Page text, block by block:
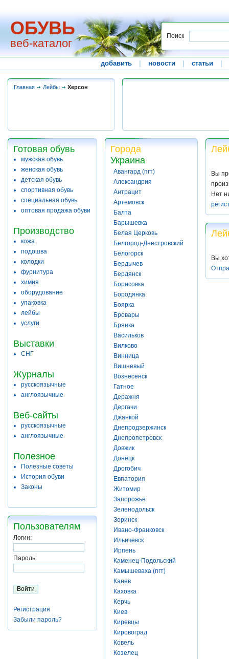
ОБУВЬ
веб-каталог
Поиск
добавить новости статьи
Главная Лейбы Херсон
Готовая обувь
мужская обувь
женская обувь
детская обувь
спортивная обувь
специальная обувь
оптовая продажа обуви
Производство
кожа
подошва
колодки
фурнитура
химия
оборудование
упаковка
лейбы
услуги
Выставки
СНГ
Журналы
русскоязычные
англоязычные
Веб-сайты
русскоязычные
англоязычные
Полезное
Полезные советы
История обуви
Законы
Пользователям
Логин:
Пароль:
Регистрация
Забыли пароль?
Города
Украина
Авангард (пгт)
Александрия
Антрацит
Артемовск
Балта
Барышевка
Белая Церковь
Белгород-Днестровский
Белогорск
Бердычев
Бердянск
Борисовка
Бородянка
Боярка
Бровары
Брянка
Васильков
Вилково
Винница
Вишневый
Вознесенск
Гатное
Деражня
Дергачи
Джанкой
Днепродзержинск
Днепропетровск
Довжик
Донецк
Дрогобич
Евпатория
Житомир
Запорожье
Зеленодольск
Зоринск
Ивано-Франковск
Ильичевск
Ирпень
Каменец-Подольский
Камышеваха (пгт)
Канев
Каховка
Керчь
Киев
Киревцы
Кировоград
Ковель
Козелец
Вы
Нет
Вы